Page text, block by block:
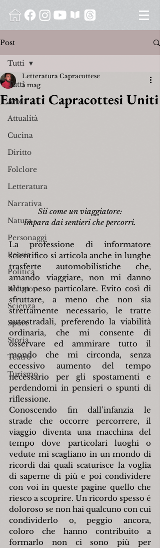
Post
Tutti
Arte
Attualità
Cucina
Diritto
Folclore
Letteratura
Narrativa
Natura
Personaggi
Poesia
Politica
Religione
Scienza
Sport
Storia
Teatro
Turismo
Tutti
Emirati Capracottesi Uniti
Letteratura Capracottese
5 mag
Sii come un viaggiatore:
impara dai sentieri che percorri.
La professione di informatore
scientifico si articola anche in lunghe
trasferte automobilistiche che,
amando viaggiare, non mi danno
alcun peso particolare. Evito così di
sfruttare, a meno che non sia
strettamente necessario, le tratte
autostradali, preferendo la viabilità
ordinaria, che mi consente di
osservare ed ammirare tutto il
mondo che mi circonda, senza
eccessivo aumento del tempo
necessario per gli spostamenti e
perdendomi in pensieri o spunti di
riflessione.
Conoscendo fin dall’infanzia le
strade che occorre percorrere, il
viaggio diventa una macchina del
tempo dove particolari luoghi o
vedute mi scagliano in un mondo di
ricordi dai quali scaturisce la voglia
di saperne di più e poi condividere
con voi in queste pagine quello che
riesco a scoprire. Un ricordo spesso è
doloroso se non hai qualcuno con cui
condividerlo o, peggio ancora,
coloro che hanno contribuito a
formarlo non ci sono più per